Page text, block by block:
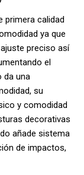
primera calidad
ya que
preciso así
el
da una
su
y comodidad
decorativas
añade sistema
de impactos,
una